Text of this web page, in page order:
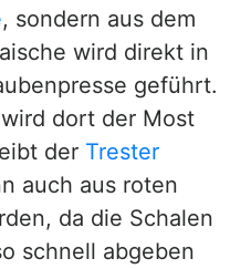
, sondern aus dem
wird direkt in
geführt.
dort der Most
der Trester
auch aus roten
da die Schalen
schnell abgeben